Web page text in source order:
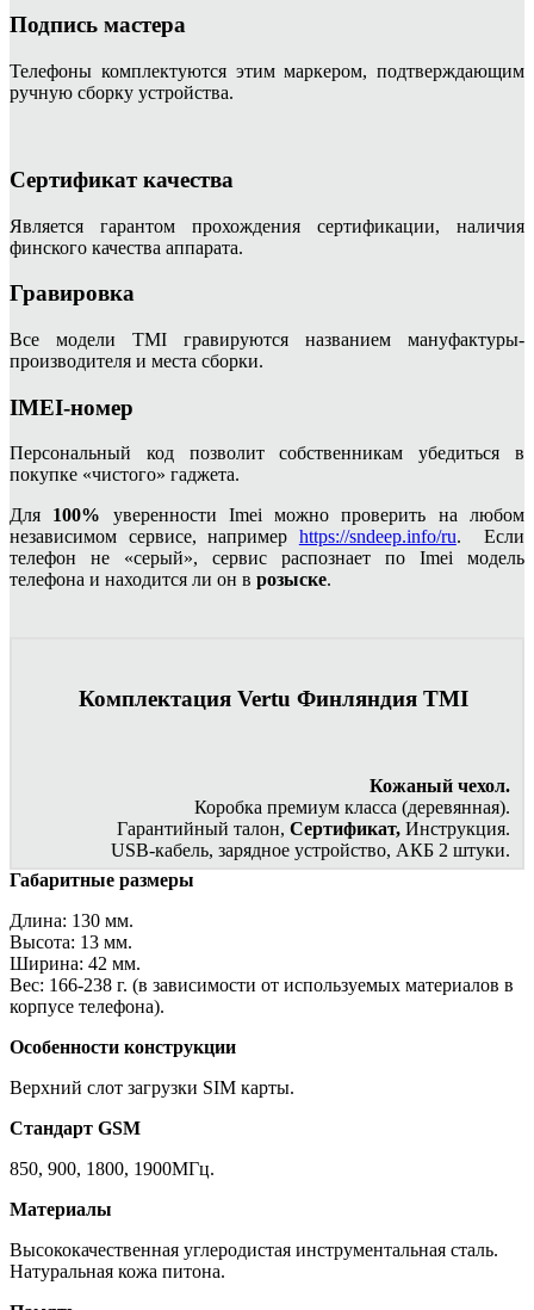
Подпись мастера
Телефоны комплектуются этим маркером, подтверждающим
ручную сборку устройства.
Сертификат качества
Является гарантом прохождения сертификации, наличия
финского качества аппарата.
Гравировка
Все модели TMI гравируются названием мануфактуры-
производителя и места сборки.
IMEI-номер
Персональный код позволит собственникам убедиться в
покупке «чистого» гаджета.
Для 100% уверенности Imei можно проверить на любом
независимом сервисе, например https://sndeep.info/ru. Если
телефон не «серый», сервис распознает по Imei модель
телефона и находится ли он в розыске.
Комплектация Vertu Финляндия TMI
Кожаный чехол.
Коробка премиум класса (деревянная).
Гарантийный талон, Сертификат, Инструкция.
USB-кабель, зарядное устройство, АКБ 2 штуки.
Габаритные размеры
Длина: 130 мм.
Высота: 13 мм.
Ширина: 42 мм.
Вес: 166-238 г. (в зависимости от используемых материалов в
корпусе телефона).
Особенности конструкции
Верхний слот загрузки SIM карты.
Стандарт GSM
850, 900, 1800, 1900МГц.
Материалы
Высококачественная углеродистая инструментальная сталь.
Натуральная кожа питона.